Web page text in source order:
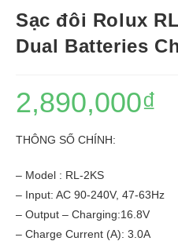
Sạc đôi Rolux
Dual Batteries
2,890,000₫
THÔNG SỐ CHÍNH:
– Model : RL-2KS
– Input: AC 90-240V, 47-63Hz
– Output – Charging:16.8V
– Charge Current (A): 3.0A